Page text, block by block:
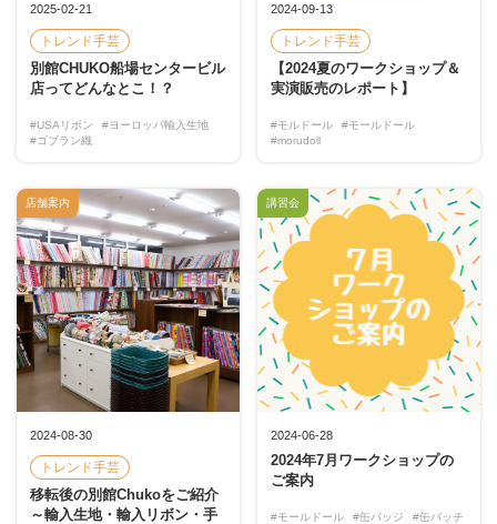
2025-02-21
トレンド手芸
別館CHUKO船場センタービル
店ってどんなとこ！？
#USAリボン
#ヨーロッパ輸入生地
#ゴブラン織
2024-09-13
トレンド手芸
【2024夏のワークショップ＆
実演販売のレポート】
#モルドール
#モールドール
#morudoll
2024-08-30
トレンド手芸
移転後の別館Chukoをご紹介
～輸入生地・輸入リボン・手
店舗案内
2024-06-28
2024年7月ワークショップの
ご案内
#モールドール #缶バッジ #缶バッチ
講習会